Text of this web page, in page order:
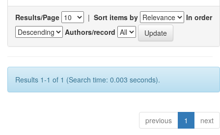
Results/Page | Sort items by
In order
Authors/record
Results 1-1 of 1 (Search time: 0.003 seconds).
previous 1 next